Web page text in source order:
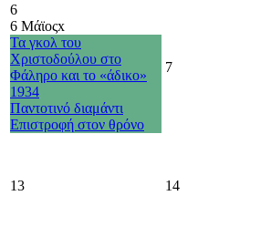
6
6 Μάϊοςx
Τα γκολ του
Χριστοδούλου στο
Φάληρο και το «άδικο»
1934
Παντοτινό διαμάντι
Επιστροφή στον θρόνο
7
13 14